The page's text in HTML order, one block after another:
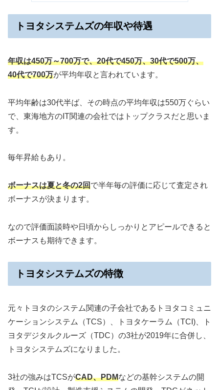
トヨタシステムズの年収や待遇
年収は450万～700万で、20代で450万、30代で500万、
40代で700万が平均年収と言われています。
平均年齢は30代半ば、その時点の平均年収は550万ぐらい
で、東海地方のIT関連の会社ではトップクラスだと思いま
す。
毎年昇給もあり。
ボーナスは夏と冬の2回で半年毎の評価に応じて査定され
ボーナスが決まります。
なので評価面談時や日頃からしっかりとアピールできると
ボーナスも期待できます。
トヨタシステムズの特徴
元々トヨタのシステム関連の子会社であるトヨタコミュニ
ケーションシステム（TCS）、トヨタケーラム（TCI)、ト
ヨタデジタルクルーズ（TDC）の3社が2019年に合併し、
トヨタシステムズになりました。
3社の強みはTCSがCAD、PDMなどの基幹システムの開